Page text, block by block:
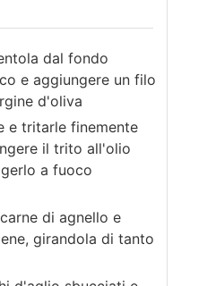
dal fondo
e aggiungere un filo
d'oliva
e tritarle finemente
il trito all'olio
a fuoco
di agnello e
girandola di tanto